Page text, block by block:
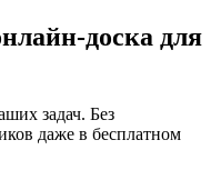
доска для
задач. Без
даже в бесплатном